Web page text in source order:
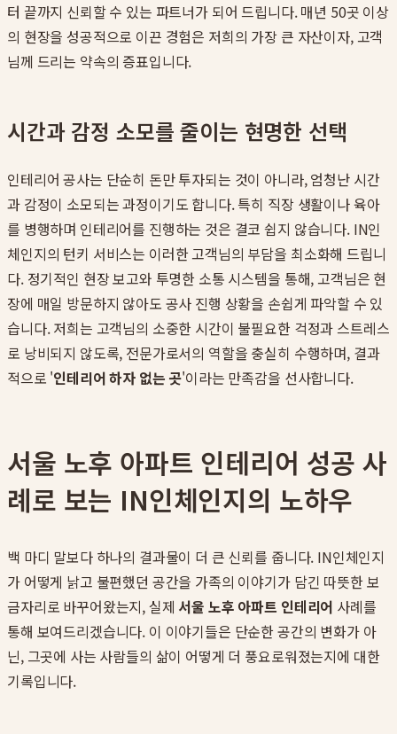
터 끝까지 신뢰할 수 있는 파트너가 되어 드립니다. 매년 50곳 이상
의 현장을 성공적으로 이끈 경험은 저희의 가장 큰 자산이자, 고객
님께 드리는 약속의 증표입니다.
시간과 감정 소모를 줄이는 현명한 선택
인테리어 공사는 단순히 돈만 투자되는 것이 아니라, 엄청난 시간
과 감정이 소모되는 과정이기도 합니다. 특히 직장 생활이나 육아
를 병행하며 인테리어를 진행하는 것은 결코 쉽지 않습니다. IN인
체인지의 턴키 서비스는 이러한 고객님의 부담을 최소화해 드립니
다. 정기적인 현장 보고와 투명한 소통 시스템을 통해, 고객님은 현
장에 매일 방문하지 않아도 공사 진행 상황을 손쉽게 파악할 수 있
습니다. 저희는 고객님의 소중한 시간이 불필요한 걱정과 스트레스
로 낭비되지 않도록, 전문가로서의 역할을 충실히 수행하며, 결과
적으로 '인테리어 하자 없는 곳'이라는 만족감을 선사합니다.
서울 노후 아파트 인테리어 성공 사
례로 보는 IN인체인지의 노하우
백 마디 말보다 하나의 결과물이 더 큰 신뢰를 줍니다. IN인체인지
가 어떻게 낡고 불편했던 공간을 가족의 이야기가 담긴 따뜻한 보
금자리로 바꾸어왔는지, 실제 서울 노후 아파트 인테리어 사례를
통해 보여드리겠습니다. 이 이야기들은 단순한 공간의 변화가 아
닌, 그곳에 사는 사람들의 삶이 어떻게 더 풍요로워졌는지에 대한
기록입니다.